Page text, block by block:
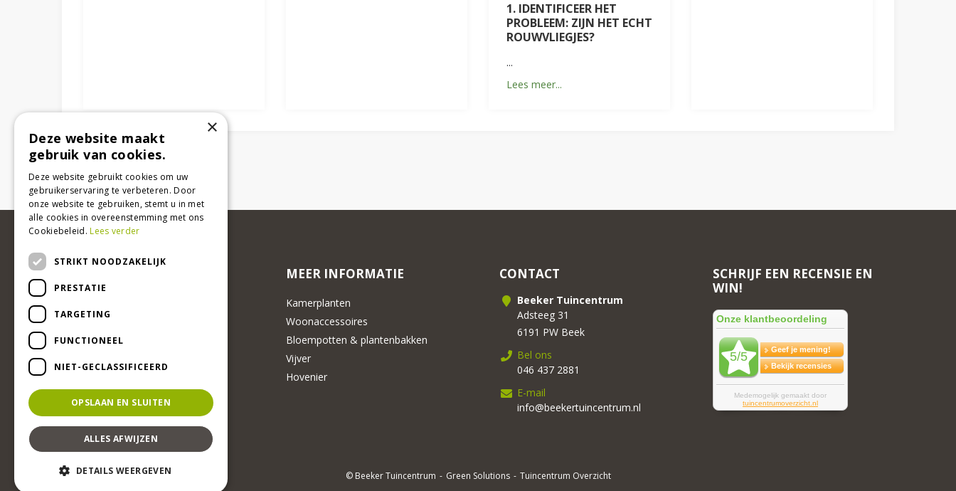
1. IDENTIFICEER HET
PROBLEEM: ZIJN HET ECHT
ROUWVLIEGJES?
...
Lees meer...
MEER INFORMATIE
Kamerplanten
Woonaccessoires
Bloempotten & plantenbakken
Vijver
Hovenier
CONTACT
Beeker Tuincentrum
Adsteeg 31
6191 PW Beek
Bel ons
046 437 2881
E-mail
info@beekertuincentrum.nl
SCHRIJF EEN RECENSIE EN
WIN!
© Beeker Tuincentrum Green Solutions Tuincentrum Overzicht
×
Deze website maakt
gebruik van cookies.
Deze website gebruikt cookies om uw
gebruikerservaring te verbeteren. Door
onze website te gebruiken, stemt u in met
alle cookies in overeenstemming met ons
Cookiebeleid.Lees verder
STRIKT NOODZAKELIJK
PRESTATIE
TARGETING
FUNCTIONEEL
NIET-GECLASSIFICEERD
OPSLAAN EN SLUITEN
ALLES AFWIJZEN
DETAILS WEERGEVEN